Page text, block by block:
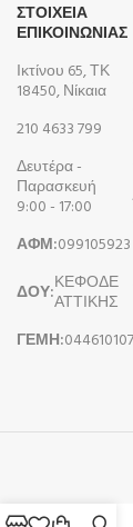
ΣΤΟΙΧΕΙΑ
ΕΠΙΚΟΙΝΩΝΙΑΣ
Ικτίνου 65, ΤΚ
18450, Νίκαια
210 4633 799
Δευτέρα -
Παρασκευή
9:00 - 17:00
ΑΦΜ:099105923
ΔΟΥ:ΚΕΦΟΔΕ
ΑΤΤΙΚΗΣ
ΓΕΜΗ: